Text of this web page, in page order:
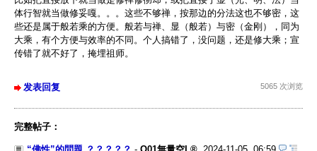
体行智就当做修妥嘎。。。这些不够禅，按那边的分法这也不够密，这
些还是属于般若乘的方便。般若与禅、显（般若）与密（金刚），同为
大乘，有个方便与效率的不同。个人搞错了，没问题，还是修大乘；宣
传错了就不好了，掩埋祖师。
发表回复 5065 次浏览
完整帖子：